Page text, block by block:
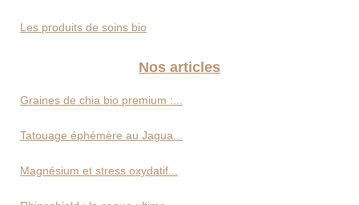
Les produits de soins bio
Nos articles
Graines de chia bio premium :...
Tatouage éphémère au Jagua...
Magnésium et stress oxydatif...